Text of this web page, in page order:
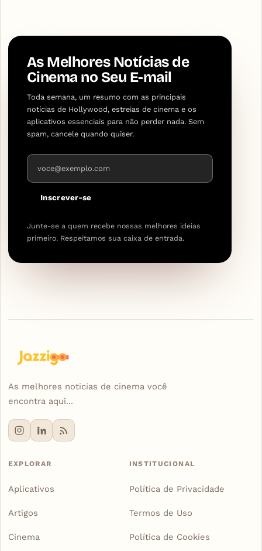
As Melhores Notícias de
Cinema no Seu E-mail
Toda semana, um resumo com as principais
notícias de Hollywood, estreias de cinema e os
aplicativos essenciais para não perder nada. Sem
spam, cancele quando quiser.
Endereço de e-mail
Inscrever-se
Junte-se a quem recebe nossas melhores ideias
primeiro. Respeitamos sua caixa de entrada.
As melhores noticias de cinema você
encontra aqui...
EXPLORAR
Aplicativos
Artigos
Cinema
INSTITUCIONAL
Política de Privacidade
Termos de Uso
Política de Cookies